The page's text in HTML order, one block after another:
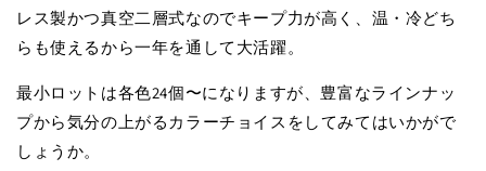
レス製かつ真空二層式なのでキープ力が高く、温・冷どち
らも使えるから一年を通して大活躍。
最小ロットは各色24個〜になりますが、豊富なラインナッ
プから気分の上がるカラーチョイスをしてみてはいかがで
しょうか。